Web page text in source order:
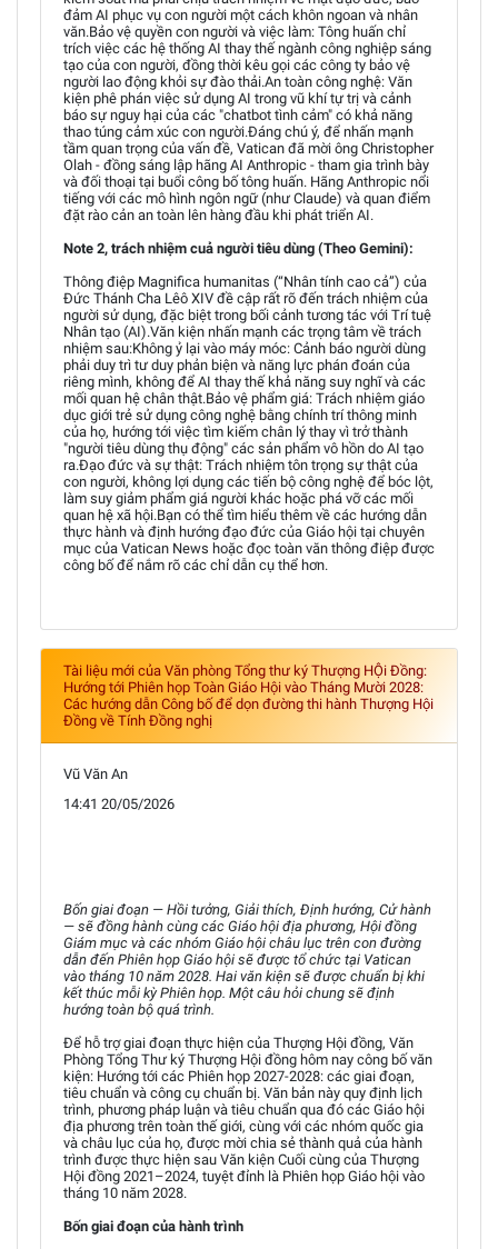
đảm AI phục vụ con người một cách khôn ngoan và nhân
văn.Bảo vệ quyền con người và việc làm: Tông huấn chỉ
trích việc các hệ thống AI thay thế ngành công nghiệp sáng
tạo của con người, đồng thời kêu gọi các công ty bảo vệ
người lao động khỏi sự đào thải.An toàn công nghệ: Văn
kiện phê phán việc sử dụng AI trong vũ khí tự trị và cảnh
báo sự nguy hại của các "chatbot tình cảm" có khả năng
thao túng cảm xúc con người.Đáng chú ý, để nhấn mạnh
tầm quan trọng của vấn đề, Vatican đã mời ông Christopher
Olah - đồng sáng lập hãng AI Anthropic - tham gia trình bày
và đối thoại tại buổi công bố tông huấn. Hãng Anthropic nổi
tiếng với các mô hình ngôn ngữ (như Claude) và quan điểm
đặt rào cản an toàn lên hàng đầu khi phát triển AI.
Note 2, trách nhiệm cuả người tiêu dùng (Theo Gemini):
Thông điệp Magnifica humanitas (“Nhân tính cao cả”) của
Đức Thánh Cha Lêô XIV đề cập rất rõ đến trách nhiệm của
người sử dụng, đặc biệt trong bối cảnh tương tác với Trí tuệ
Nhân tạo (AI).Văn kiện nhấn mạnh các trọng tâm về trách
nhiệm sau:Không ỷ lại vào máy móc: Cảnh báo người dùng
phải duy trì tư duy phản biện và năng lực phán đoán của
riêng mình, không để AI thay thế khả năng suy nghĩ và các
mối quan hệ chân thật.Bảo vệ phẩm giá: Trách nhiệm giáo
dục giới trẻ sử dụng công nghệ bằng chính trí thông minh
của họ, hướng tới việc tìm kiếm chân lý thay vì trở thành
"người tiêu dùng thụ động" các sản phẩm vô hồn do AI tạo
ra.Đạo đức và sự thật: Trách nhiệm tôn trọng sự thật của
con người, không lợi dụng các tiến bộ công nghệ để bóc lột,
làm suy giảm phẩm giá người khác hoặc phá vỡ các mối
quan hệ xã hội.Bạn có thể tìm hiểu thêm về các hướng dẫn
thực hành và định hướng đạo đức của Giáo hội tại chuyên
mục của Vatican News hoặc đọc toàn văn thông điệp được
công bố để nắm rõ các chỉ dẫn cụ thể hơn.
Tài liệu mới của Văn phòng Tổng thư ký Thượng HỘi Đồng:
Hướng tới Phiên họp Toàn Giáo Hội vào Tháng Mười 2028:
Các hướng dẫn Công bố để dọn đường thi hành Thượng Hội
Đồng về Tính Đồng nghị
Vũ Văn An
14:41 20/05/2026
Bốn giai đoạn — Hồi tưởng, Giải thích, Định hướng, Cử hành
— sẽ đồng hành cùng các Giáo hội địa phương, Hội đồng
Giám mục và các nhóm Giáo hội châu lục trên con đường
dẫn đến Phiên họp Giáo hội sẽ được tổ chức tại Vatican
vào tháng 10 năm 2028. Hai văn kiện sẽ được chuẩn bị khi
kết thúc mỗi kỳ Phiên họp. Một câu hỏi chung sẽ định
hướng toàn bộ quá trình.
Để hỗ trợ giai đoạn thực hiện của Thượng Hội đồng, Văn
Phòng Tổng Thư ký Thượng Hội đồng hôm nay công bố văn
kiện: Hướng tới các Phiên họp 2027-2028: các giai đoạn,
tiêu chuẩn và công cụ chuẩn bị. Văn bản này quy định lịch
trình, phương pháp luận và tiêu chuẩn qua đó các Giáo hội
địa phương trên toàn thế giới, cùng với các nhóm quốc gia
và châu lục của họ, được mời chia sẻ thành quả của hành
trình được thực hiện sau Văn kiện Cuối cùng của Thượng
Hội đồng 2021–2024, tuyệt đỉnh là Phiên họp Giáo hội vào
tháng 10 năm 2028.
Bốn giai đoạn của hành trình